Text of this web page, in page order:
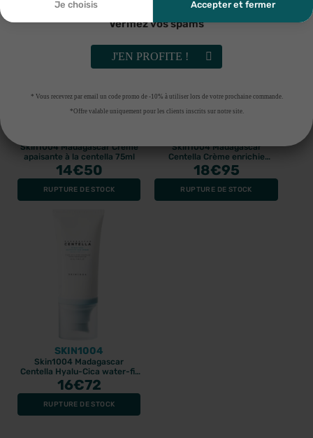
Skin1004 Madagascar Crème
apaisante à la centella 75ml
14€50
RUPTURE DE STOCK
Skin1004 Madagascar
Centella Crème enrichie
Probio-Cica 50ml
18€95
RUPTURE DE STOCK
SKIN1004
Skin1004 Madagascar
Centella Hyalu-Cica water-fit
sun sérum SPF50+ 50ml
16€72
RUPTURE DE STOCK
Je choisis Accepter et fermer
Vérifiez vos spams
J'EN PROFITE !
* Vous recevrez par email un code promo de -10% à utiliser lors de votre prochaine commande.
*Offre valable uniquement pour les clients inscrits sur notre site.